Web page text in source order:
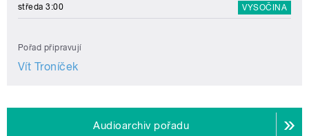
středa 3:00 VYSOČINA
Pořad připravují
Vít Troníček
Audioarchiv pořadu